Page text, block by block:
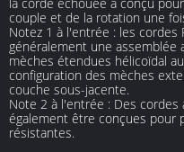
couple et de la rotation une
Notez 1 à l'entrée : les
généralement une assemblée
mèches étendues hélicoïdal
configuration des mèches
couche sous-jacente.
Note 2 à l'entrée : Des
également être conçues pour
résistantes.